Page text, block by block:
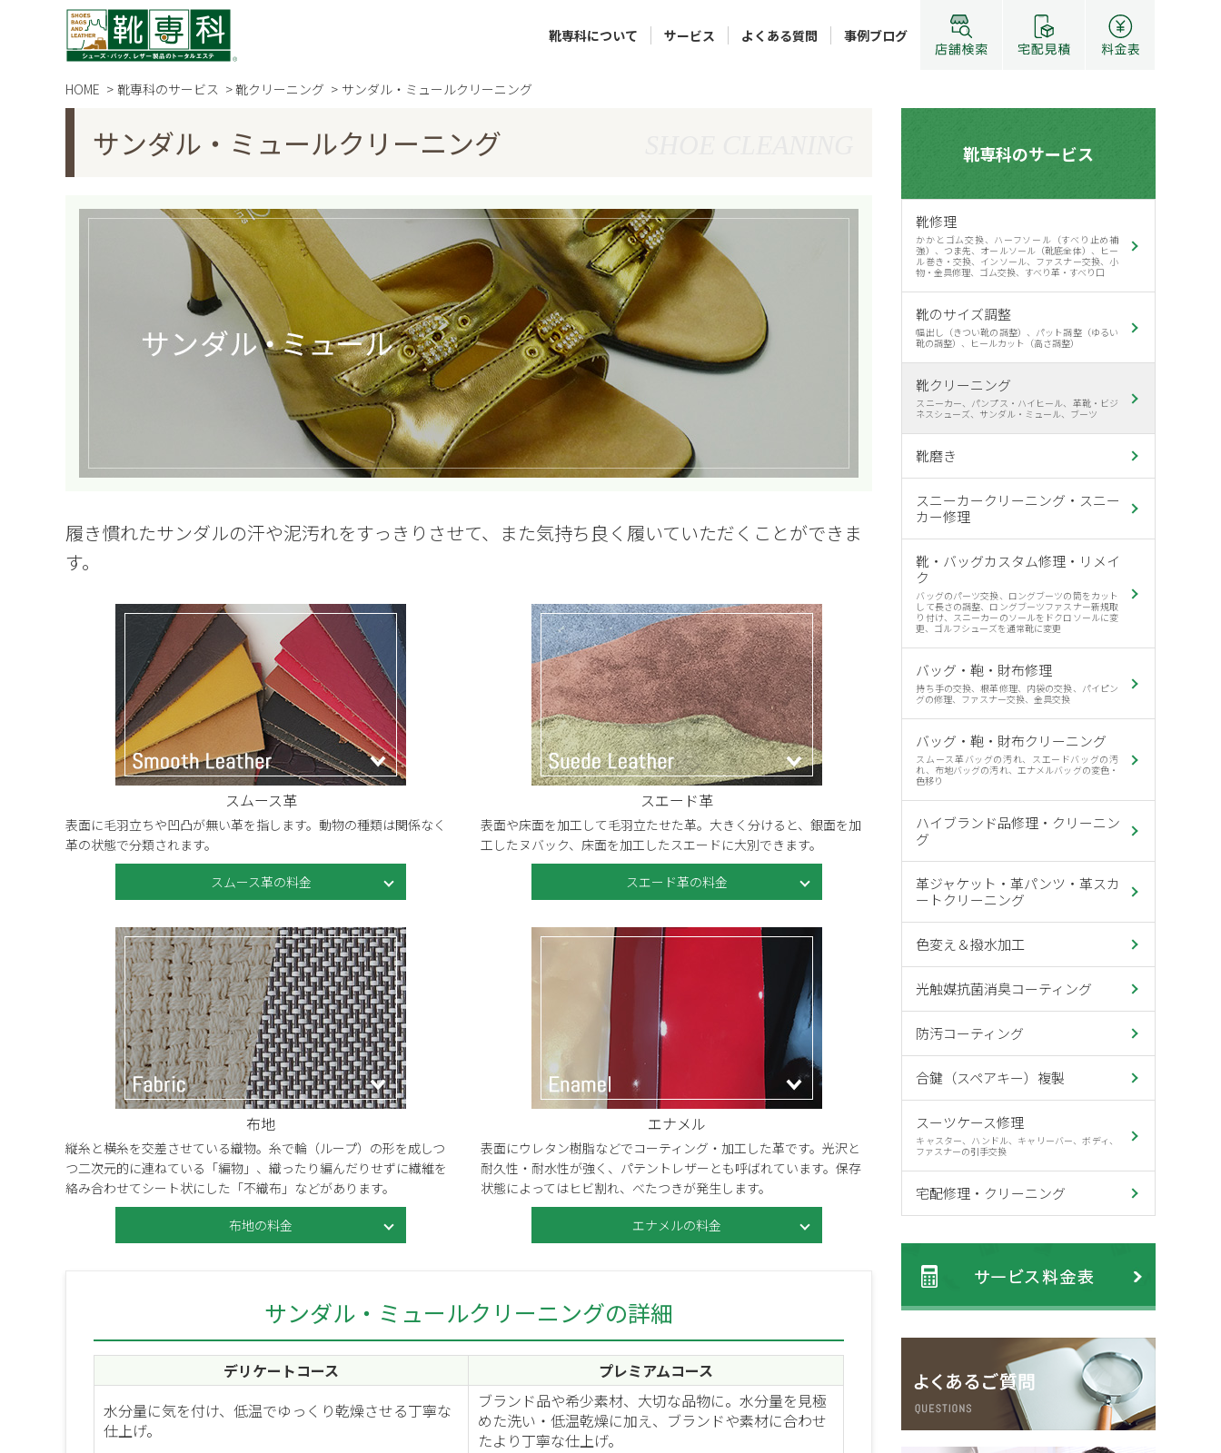
靴専科について サービス よくある質問 事例ブログ
HOME 靴専科のサービス 靴クリーニング サンダル・ミュールクリーニング
サンダル・ミュールクリーニング
履き慣れたサンダルの汗や泥汚れをすっきりさせて、また気持ち良く履いていただくことができま
す。
スムース革
表面に毛羽立ちや凹凸が無い革を指します。動物の種類は関係なく
革の状態で分類されます。
スムース革の料金
スエード革
表面や床面を加工して毛羽立たせた革。大きく分けると、銀面を加
工したヌバック、床面を加工したスエードに大別できます。
スエード革の料金
布地
縦糸と横糸を交差させている織物。糸で輪（ループ）の形を成しつ
つ二次元的に連ねている「編物」、織ったり編んだりせずに繊維を
絡み合わせてシート状にした「不織布」などがあります。
布地の料金
エナメル
表面にウレタン樹脂などでコーティング・加工した革です。光沢と
耐久性・耐水性が強く、パテントレザーとも呼ばれています。保存
状態によってはヒビ割れ、べたつきが発生します。
エナメルの料金
サンダル・ミュールクリーニングの詳細
デリケートコース
プレミアムコース
水分量に気を付け、低温でゆっくり乾燥させる丁寧な
仕上げ。
ブランド品や希少素材、大切な品物に。水分量を見極
めた洗い・低温乾燥に加え、ブランドや素材に合わせ
たより丁寧な仕上げ。
靴専科のサービス
靴修理
かかとゴム交換、ハーフソール（すべり止め補
強）、つま先、オールソール（靴底全体）、ヒー
ル巻き・交換、インソール、ファスナー交換、小
物・金具修理、ゴム交換、すべり革・すべり口
靴のサイズ調整
幅出し（きつい靴の調整）、パット調整（ゆるい
靴の調整）、ヒールカット（高さ調整）
靴クリーニング
スニーカー、パンプス・ハイヒール、革靴・ビジ
ネスシューズ、サンダル・ミュール、ブーツ
靴磨き
スニーカークリーニング・スニー
カー修理
靴・バッグカスタム修理・リメイ
ク
バッグのパーツ交換、ロングブーツの筒をカット
して長さの調整、ロングブーツファスナー新規取
り付け、スニーカーのソールをドクロソールに変
更、ゴルフシューズを通常靴に変更
バッグ・鞄・財布修理
持ち手の交換、根革修理、内袋の交換、パイピン
グの修理、ファスナー交換、金具交換
バッグ・鞄・財布クリーニング
スムース革バッグの汚れ、スエードバッグの汚
れ、布地バッグの汚れ、エナメルバッグの変色・
色移り
ハイブランド品修理・クリーニン
グ
革ジャケット・革パンツ・革スカ
ートクリーニング
色変え＆撥水加工
光触媒抗菌消臭コーティング
防汚コーティング
合鍵（スペアキー）複製
スーツケース修理
キャスター、ハンドル、キャリーバー、ボディ、
ファスナーの引手交換
宅配修理・クリーニング